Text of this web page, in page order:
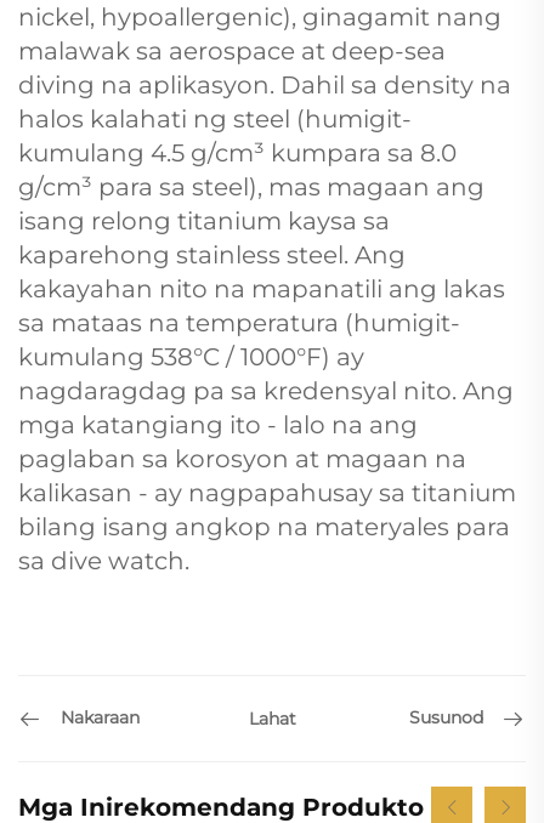
nickel, hypoallergenic), ginagamit nang
malawak sa aerospace at deep-sea
diving na aplikasyon. Dahil sa density na
halos kalahati ng steel (humigit-
kumulang 4.5 g/cm³ kumpara sa 8.0
g/cm³ para sa steel), mas magaan ang
isang relong titanium kaysa sa
kaparehong stainless steel. Ang
kakayahan nito na mapanatili ang lakas
sa mataas na temperatura (humigit-
kumulang 538°C / 1000°F) ay
nagdaragdag pa sa kredensyal nito. Ang
mga katangiang ito - lalo na ang
paglaban sa korosyon at magaan na
kalikasan - ay nagpapahusay sa titanium
bilang isang angkop na materyales para
sa dive watch.
Nakaraan Lahat Susunod
Mga Inirekomendang Produkto